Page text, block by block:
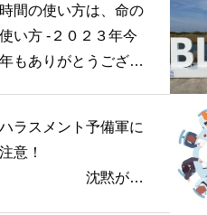
時間の使い方は、命の
使い方 -２０２３年今
年もありがとうござい
ハラスメント予備軍に
注意！
沈黙が苦